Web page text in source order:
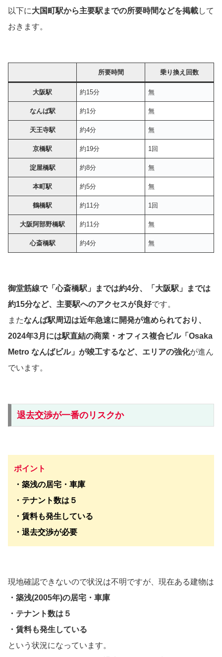
以下に大国町駅から主要駅までの所要時間などを掲載して
おきます。
所要時間 乗り換え回数
大阪駅 約15分 無
なんば駅 約1分 無
天王寺駅 約4分 無
京橋駅 約19分 1回
淀屋橋駅 約8分 無
本町駅 約5分 無
鶴橋駅 約11分 1回
大阪阿部野橋駅 約11分 無
心斎橋駅 約4分 無
御堂筋線で「心斎橋駅」までは約4分、「大阪駅」までは
約15分など、主要駅へのアクセスが良好です。
またなんば駅周辺は近年急速に開発が進められており、
2024年3月には駅直結の商業・オフィス複合ビル「Osaka
Metro なんばビル」が竣工するなど、エリアの強化が進ん
でいます。
退去交渉が一番のリスクか
ポイント
・築浅の居宅・車庫
・テナント数は５
・賃料も発生している
・退去交渉が必要
現地確認できないので状況は不明ですが、現在ある建物は
・築浅(2005年)の居宅・車庫
・テナント数は５
・賃料も発生している
という状況になっています。